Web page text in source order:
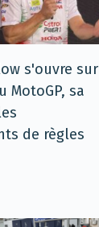
s'ouvre sur
MotoGP, sa
de règles